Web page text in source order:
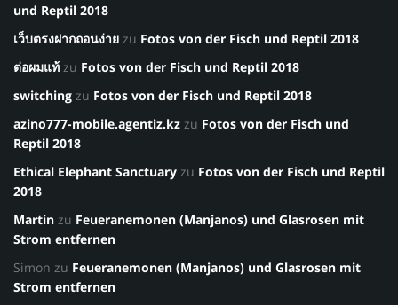
und Reptil 2018
เว็บตรงฝากถอนง่าย zu Fotos von der Fisch und Reptil 2018
ต่อผมแท้ zu Fotos von der Fisch und Reptil 2018
switching zu Fotos von der Fisch und Reptil 2018
azino777-mobile.agentiz.kz zu Fotos von der Fisch und
Reptil 2018
Ethical Elephant Sanctuary zu Fotos von der Fisch und Reptil
2018
Martin zu Feueranemonen (Manjanos) und Glasrosen mit
Strom entfernen
Simon zu Feueranemonen (Manjanos) und Glasrosen mit
Strom entfernen